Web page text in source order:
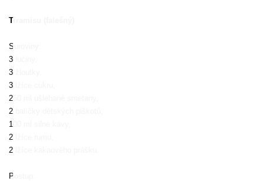
Tiramisu (falešný)
Suroviny:
3 lučiny,
3 žloutky,
3 lžíce cukru,
250 ml ušlehané smetany,
2 balíčky dětských piškotů,
100 ml silné kávy,
2 lžíce rumu,
2 lžíce kakaového prášku.
Postup: